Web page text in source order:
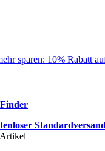
sparen: 10% Rabatt
Standardversand